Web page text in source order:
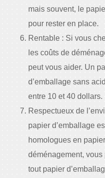
mais souvent, le
pour rester en place.
Rentable : Si vous
les coûts de
peut vous aider. Un
d’emballage sans
entre 10 et 40 dollars.
Respectueux de
papier d’emballage
homologues en
déménagement,
tout papier